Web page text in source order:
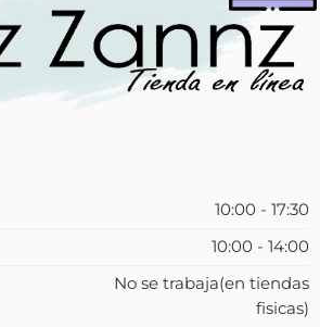
10:00 - 17:30
10:00 - 14:00
No se trabaja(en tiendas
fisicas)